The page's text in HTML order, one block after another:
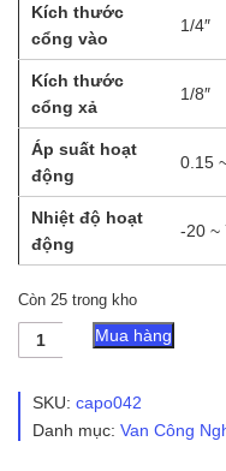
Kích thước
cổng vào
1/4″
Kích thước
cổng xả
1/8″
Áp suất hoạt
động
0.15
Nhiệt độ hoạt
động
-20 ~
Còn 25 trong kho
Van
Điện
Aritac
Đóng
Mua hàng
SKU: capo042
Danh mục: Van Công